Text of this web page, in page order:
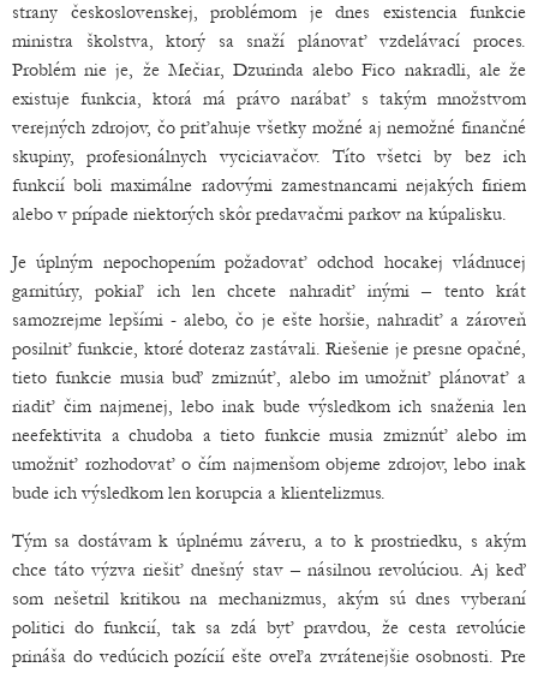
strany československej, problémom je dnes existencia funkcie
ministra školstva, ktorý sa snaží plánovať vzdelávací proces.
Problém nie je, že Mečiar, Dzurinda alebo Fico nakradli, ale že
existuje funkcia, ktorá má právo narábať s takým množstvom
verejných zdrojov, čo priťahuje všetky možné aj nemožné finančné
skupiny, profesionálnych vyciciavačov. Títo všetci by bez ich
funkcií boli maximálne radovými zamestnancami nejakých firiem
alebo v prípade niektorých skôr predavačmi parkov na kúpalisku.
Je úplným nepochopením požadovať odchod hocakej vládnucej
garnitúry, pokiaľ ich len chcete nahradiť inými – tento krát
samozrejme lepšími - alebo, čo je ešte horšie, nahradiť a zároveň
posilniť funkcie, ktoré doteraz zastávali. Riešenie je presne opačné,
tieto funkcie musia buď zmiznúť, alebo im umožniť plánovať a
riadiť čim najmenej, lebo inak bude výsledkom ich snaženia len
neefektivita a chudoba a tieto funkcie musia zmiznúť alebo im
umožniť rozhodovať o čím najmenšom objeme zdrojov, lebo inak
bude ich výsledkom len korupcia a klientelizmus.
Tým sa dostávam k úplnému záveru, a to k prostriedku, s akým
chce táto výzva riešiť dnešný stav – násilnou revolúciou. Aj keď
som nešetril kritikou na mechanizmus, akým sú dnes vyberaní
politici do funkcií, tak sa zdá byť pravdou, že cesta revolúcie
prináša do vedúcich pozícií ešte oveľa zvrátenejšie osobnosti. Pre